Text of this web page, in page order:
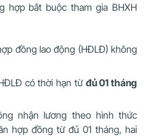
hợp bắt buộc tham gia BHXH
đồng lao động (HĐLĐ) không
có thời hạn từ đủ 01 tháng
nhận lương theo hình thức
hợp đồng từ đủ 01 tháng, hai